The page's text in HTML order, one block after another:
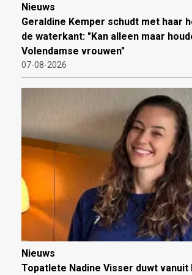
Nieuws
Geraldine Kemper schudt met haar
de waterkant: "Kan alleen maar
Volendamse vrouwen"
07-08-2026
Nieuws
Topatlete Nadine Visser duwt vanuit